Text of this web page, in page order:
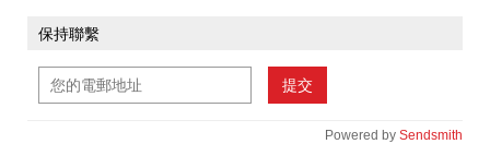
保持聯繫
提交
Powered by Sendsmith